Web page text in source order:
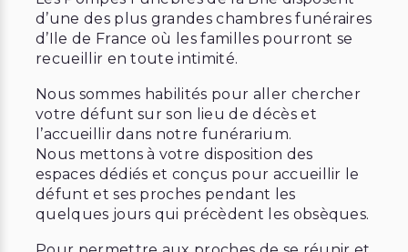
d’une des plus grandes chambres funéraires
d’Ile de France où les familles pourront se
recueillir en toute intimité.
Nous sommes habilités pour aller chercher
votre défunt sur son lieu de décès et
l’accueillir dans notre funérarium.
Nous mettons à votre disposition des
espaces dédiés et conçus pour accueillir le
défunt et ses proches pendant les
quelques jours qui précèdent les obsèques.